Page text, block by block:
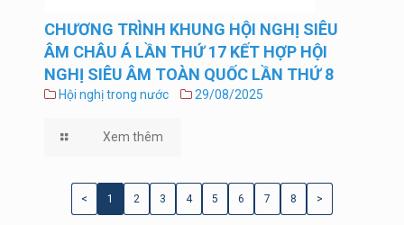
CHƯƠNG TRÌNH KHUNG HỘI NGHỊ SIÊU
ÂM CHÂU Á LẦN THỨ 17 KẾT HỢP HỘI
NGHỊ SIÊU ÂM TOÀN QUỐC LẦN THỨ 8
Hội nghị trong nước 29/08/2025
Xem thêm
< 1 2 3 4 5 6 7 8 >